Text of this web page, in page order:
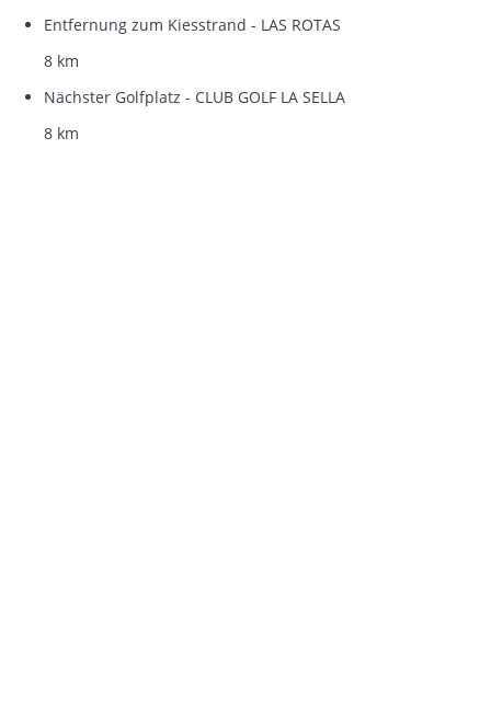
Entfernung zum Kiesstrand - LAS ROTAS
8 km
Nächster Golfplatz - CLUB GOLF LA SELLA
8 km